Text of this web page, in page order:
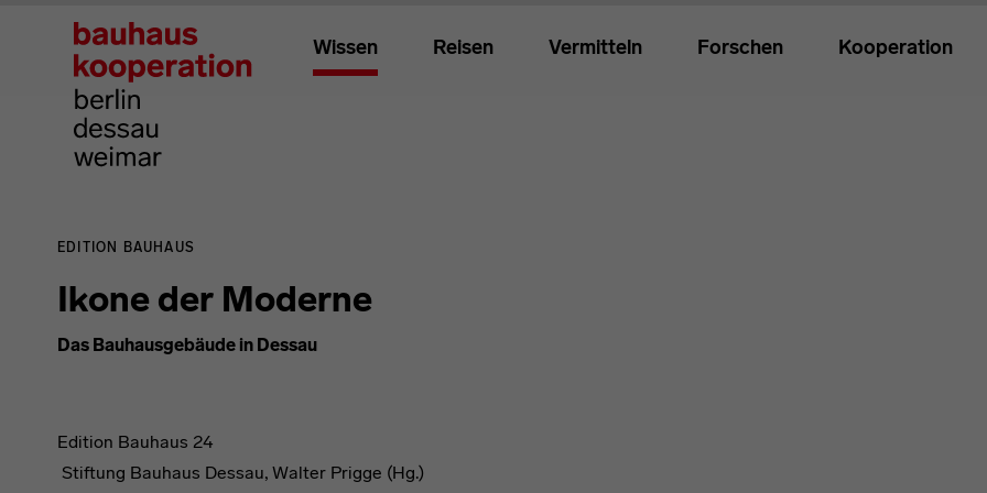
Wissen Reisen Vermitteln Forschen Kooperation
EDITION BAUHAUS
Ikone der Moderne
Das Bauhausgebäude in Dessau
Edition Bauhaus 24
Stiftung Bauhaus Dessau, Walter Prigge (Hg.)